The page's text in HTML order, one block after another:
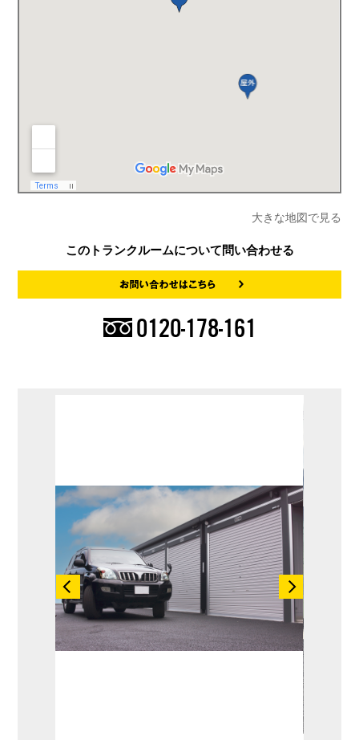
大きな地図で見る
このトランクルームについて問い合わせる
0120-178-161